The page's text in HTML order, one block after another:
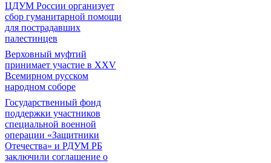
ЦДУМ России организует
сбор гуманитарной помощи
для пострадавших
палестинцев
Верховный муфтий
принимает участие в XXV
Всемирном русском
народном соборе
Государственный фонд
поддержки участников
специальной военной
операции «Защитники
Отечества» и РДУМ РБ
заключили соглашение о